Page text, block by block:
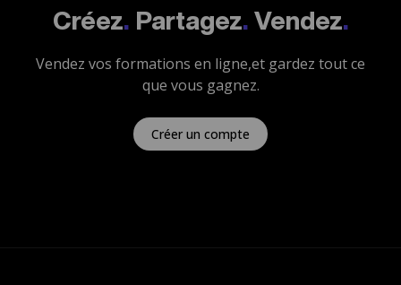
Créez. Partagez. Vendez.
Vendez vos formations en ligne,et gardez tout ce
que vous gagnez.
Créer un compte